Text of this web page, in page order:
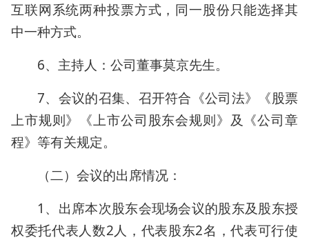
互联网系统两种投票方式，同一股份只能选择其
中一种方式。
6、主持人：公司董事莫京先生。
7、会议的召集、召开符合《公司法》《股票
上市规则》《上市公司股东会规则》及《公司章
程》等有关规定。
（二）会议的出席情况：
1、出席本次股东会现场会议的股东及股东授
权委托代表人数2人，代表股东2名，代表可行使